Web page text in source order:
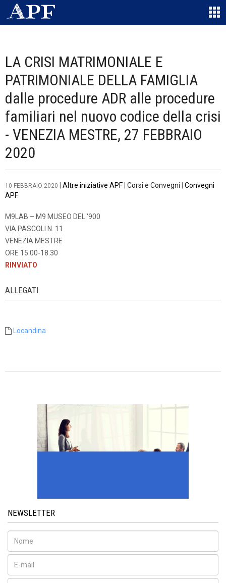
LA CRISI MATRIMONIALE E
PATRIMONIALE DELLA FAMIGLIA
dalle procedure ADR alle procedure
familiari nel nuovo codice della crisi
- VENEZIA MESTRE, 27 FEBBRAIO
2020
10 FEBBRAIO 2020 Altre iniziative APF Corsi e Convegni
Convegni
APF
M9LAB – M9 MUSEO DEL ‘900
VIA PASCOLI N. 11
VENEZIA MESTRE
ORE 15.00-18.30
RINVIATO
ALLEGATI
Locandina
NEWSLETTER